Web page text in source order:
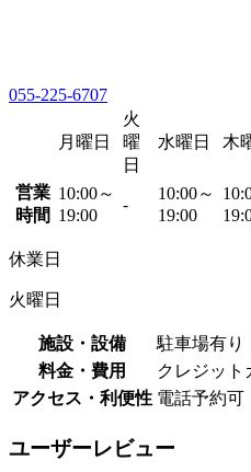
055-225-6707
月曜日
火
曜
日
水曜日 木
営業
時間
10:00～
19:00
-
10:00～
19:00
休業日
火曜日
施設・設備
駐車場有り
料金・費用
クレジット
アクセス・利便性 電話予約可
ユーザーレビュー